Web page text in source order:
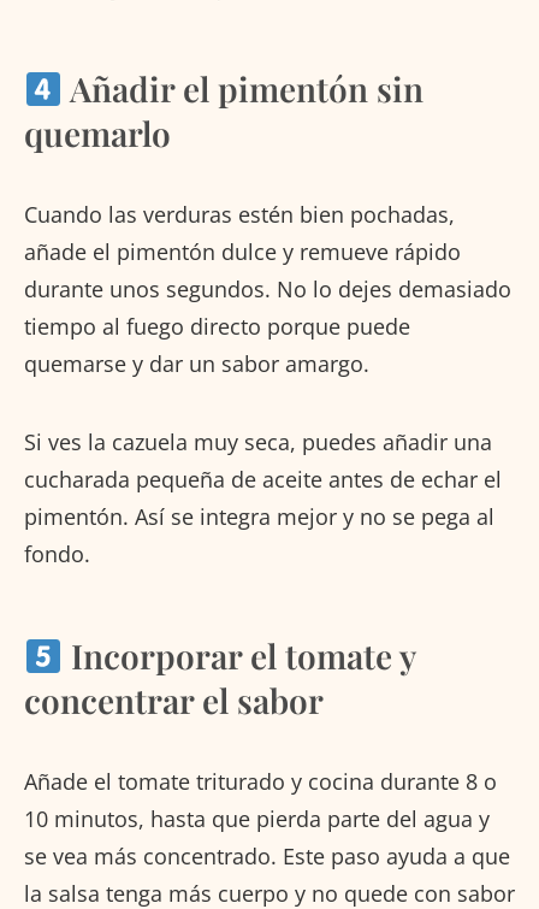
Añadir el pimentón sin
quemarlo
Cuando las verduras estén bien pochadas,
añade el pimentón dulce y remueve rápido
durante unos segundos. No lo dejes demasiado
tiempo al fuego directo porque puede
quemarse y dar un sabor amargo.
Si ves la cazuela muy seca, puedes añadir una
cucharada pequeña de aceite antes de echar el
pimentón. Así se integra mejor y no se pega al
fondo.
Incorporar el tomate y
concentrar el sabor
Añade el tomate triturado y cocina durante 8 o
10 minutos, hasta que pierda parte del agua y
se vea más concentrado. Este paso ayuda a que
la salsa tenga más cuerpo y no quede con sabor